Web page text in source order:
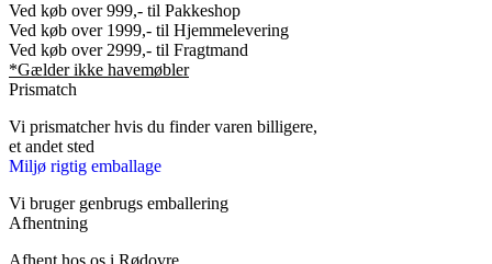
Ved køb over 999,- til Pakkeshop
Ved køb over 1999,- til Hjemmelevering
Ved køb over 2999,- til Fragtmand
*Gælder ikke havemøbler
Prismatch
Vi prismatcher hvis du finder varen billigere,
et andet sted
Miljø rigtig emballage
Vi bruger genbrugs emballering
Afhentning
Afhent hos os i Rødovre